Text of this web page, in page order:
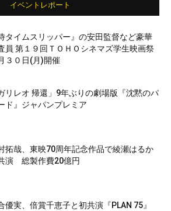
イベントレポート
侍タイムスリッパー』の安田監督など豪華
員 第１９回ＴＯＨＯシネマズ学生映画祭
３０日(月)開催
ガリレオ 帰還」9年ぶりの劇場版『沈黙のパ
ド』ジャパンプレミア
拓哉、東映70周年記念作品で綾瀬はるか
演 総製作費20億円
優実、倍賞千恵子と初共演『PLAN 75』